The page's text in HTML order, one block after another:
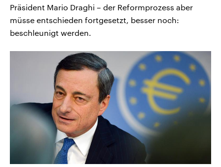
Präsident Mario Draghi – der Reformprozess aber
müsse entschieden fortgesetzt, besser noch:
beschleunigt werden.